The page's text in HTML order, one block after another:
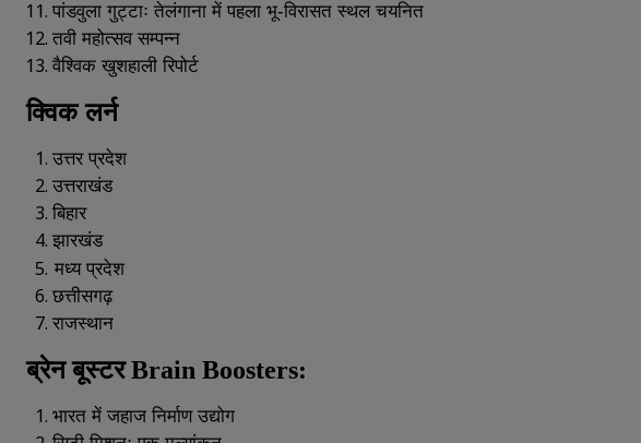
पांडवुला गुट्टाः तेलंगाना में पहला भू-विरासत स्थल चयनित
तवी महोत्सव सम्पन्न
वैश्विक खुशहाली रिपोर्ट
क्विक लर्न
उत्तर प्रदेश
उत्तराखंड
बिहार
झारखंड
मध्य प्रदेश
छत्तीसगढ़
राजस्थान
ब्रेन बूस्टरBrain Boosters:
भारत में जहाज निर्माण उद्योग